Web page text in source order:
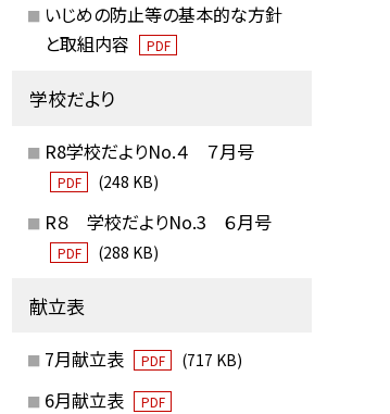
いじめの防止等の基本的な方針
と取組内容
PDF
学校だより
R8学校だよりNo.４ ７月号
PDF (248 KB)
R８ 学校だよりNo.3 ６月号
PDF (288 KB)
献立表
7月献立表 PDF (717 KB)
6月献立表 PDF